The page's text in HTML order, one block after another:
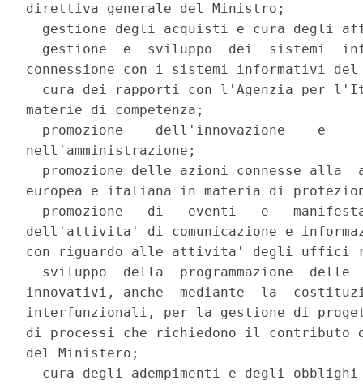
direttiva generale del Ministro;
gestione degli acquisti e cura degli
gestione  e  sviluppo  dei  sistemi
connessione con i sistemi informativi
cura dei rapporti con l'Agenzia per
materie di competenza;
promozione    dell'innovazione    e
nell'amministrazione;
promozione delle azioni connesse alla
europea e italiana in materia di
promozione   di   eventi   e
dell'attivita' di comunicazione e
con riguardo alle attivita' degli uffici
sviluppo  della  programmazione  delle
innovativi, anche  mediante  la
interfunzionali, per la gestione di
di processi che richiedono il
del Ministero;
cura degli adempimenti e degli